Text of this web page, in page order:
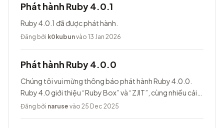
Phát hành Ruby 4.0.1
Ruby 4.0.1 đã được phát hành.
Đăng bởi k0kubunvào 13 Jan 2026
Phát hành Ruby 4.0.0
Chúng tôi vui mừng thông báo phát hành Ruby 4.0.0.
Ruby 4.0 giới thiệu “Ruby Box” và “ZJIT”, cùng nhiều cải
tiến khác.
Đăng bởi naruse vào 25 Dec 2025